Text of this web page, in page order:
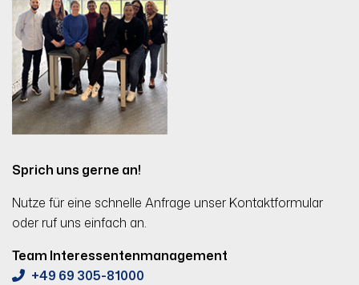
Sprich uns gerne an!
Nutze für eine schnelle Anfrage unser Kontaktformular
oder ruf uns einfach an.
Team Interessentenmanagement
+49 69 305-81000